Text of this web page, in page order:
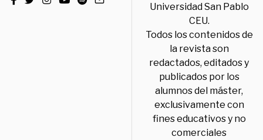
Universidad San Pablo
CEU.
Todos los contenidos de
la revista son
redactados, editados y
publicados por los
alumnos del máster,
exclusivamente con
fines educativos y no
comerciales